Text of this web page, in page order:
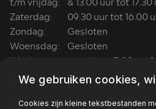
Zaterdag:
09.30 uur tot 16.00
Zondag:
Gesloten
Woensdag:
Gesloten
Wasboxen:
ma t/m za: 7:00 tot
We gebruiken cookies,
Cookies zijn kleine tekstbestanden